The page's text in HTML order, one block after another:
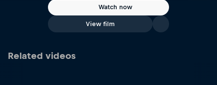
Watch now
View film
Related videos